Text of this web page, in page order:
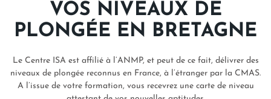
VOS NIVEAUX DE
PLONGÉE EN BRETAGNE
Le Centre ISA est affilié à l’ANMP, et peut de ce fait, délivrer des
niveaux de plongée reconnus en France, à l’étranger par la CMAS.
A l’issue de votre formation, vous recevrez une carte de niveau